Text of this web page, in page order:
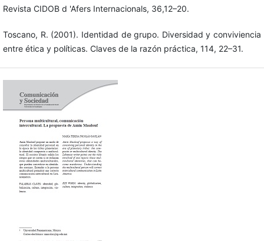
Revista CIDOB d 'Afers Internacionals, 36,12–20.
Toscano, R. (2001). Identidad de grupo. Diversidad y conviviencia
entre ética y políticas. Claves de la razón práctica, 114, 22–31.